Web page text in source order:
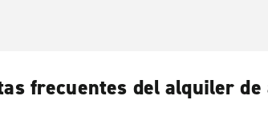
frecuentes del alquiler de